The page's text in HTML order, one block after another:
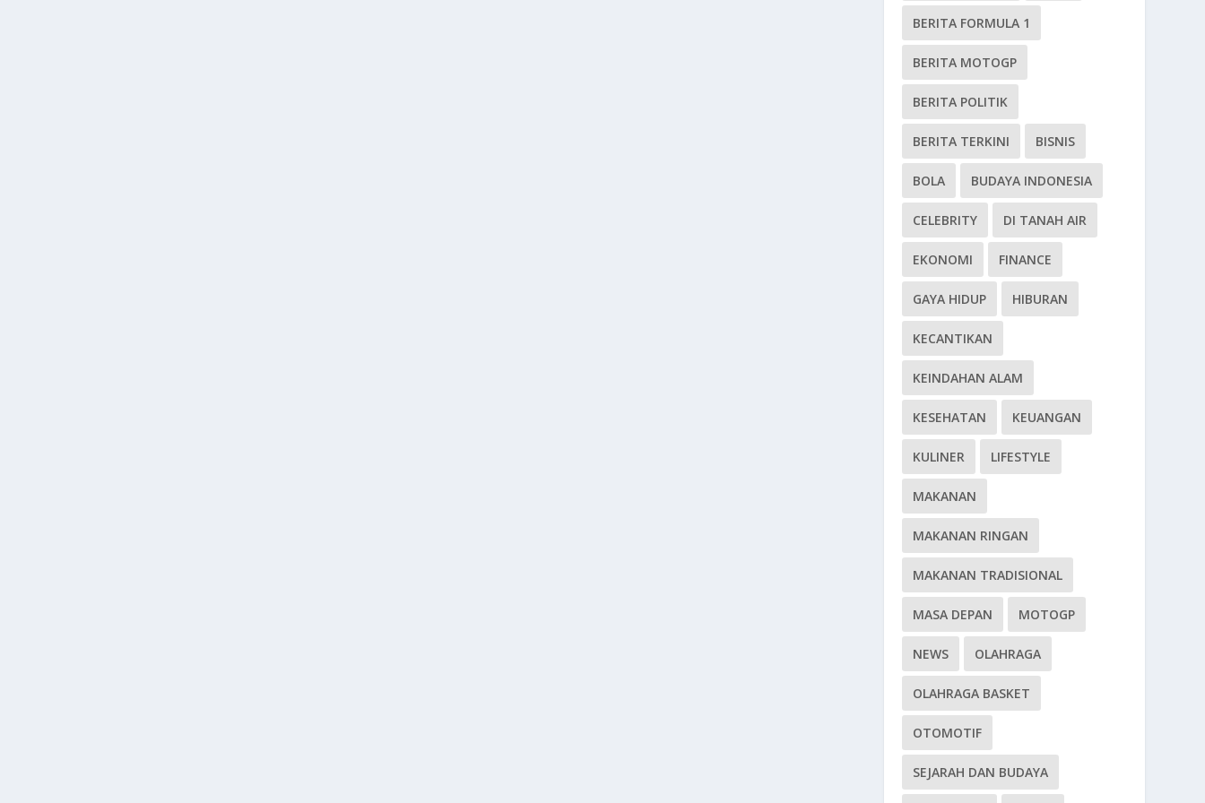
BERITA FORMULA 1
BERITA MOTOGP
BERITA POLITIK
BERITA TERKINI BISNIS
BOLA BUDAYA INDONESIA
CELEBRITY DI TANAH AIR
EKONOMI FINANCE
GAYA HIDUP HIBURAN
KECANTIKAN
KEINDAHAN ALAM
KESEHATAN KEUANGAN
KULINER LIFESTYLE
MAKANAN
MAKANAN RINGAN
MAKANAN TRADISIONAL
MASA DEPAN MOTOGP
NEWS OLAHRAGA
OLAHRAGA BASKET
OTOMOTIF
SEJARAH DAN BUDAYA